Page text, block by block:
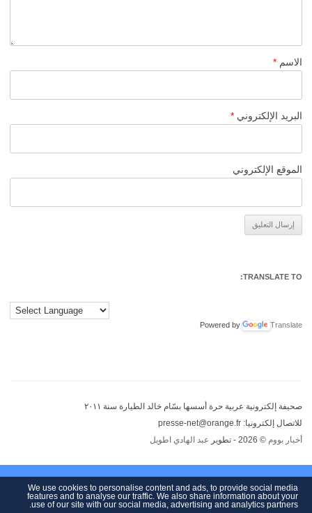
الاسم *
البريد الإلكتروني *
الموقع الإلكتروني
TRANSLATE TO:
Powered by Translate
صحيفة إلكترونية عربية حرة أسسها بسّام خالد الطيارة سنة ٢٠١١
للاتصال إلكترونيا: presse-net@orange.fr
أخبار بووم © 2026 - تطوير عبد الهادي اطويل
We use cookies to personalise content and ads, to provide social media
features and to analyse our traffic. We also share information about your
use of our site with our social media, advertising and analytics partners.